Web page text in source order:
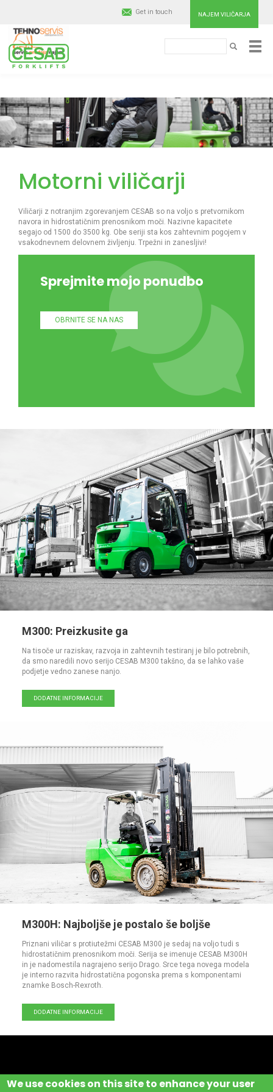
Skip
to
main
content
NAJEM VILIČARJA
Get in touch
IŠČI
Cesab
Handling
Europe
Motorni viličarji
Viličarji z notranjim zgorevanjem CESAB so na voljo s pretvornikom
navora in hidrostatičnim prenosnikom moči. Nazivne kapacitete
segajo od 1500 do 3500 kg. Obe seriji sta kos zahtevnim pogojem v
vsakodnevnem delovnem življenju. Trpežni in zanesljivi!
Sprejmite mojo ponudbo
OBRNITE SE NA NAS
M300: Preizkusite ga
Na tisoče ur raziskav, razvoja in zahtevnih testiranj je bilo potrebnih,
da smo naredili novo serijo CESAB M300 takšno, da se lahko vaše
podjetje vedno zanese nanjo.
DODATNE INFORMACIJE
M300H: Najboljše je postalo še boljše
Priznani viličar s protiutežmi CESAB M300 je sedaj na voljo tudi s
hidrostatičnim prenosnikom moči. Serija se imenuje CESAB M300H
in je nadomestila nagrajeno serijo Drago. Srce tega novega modela
je interno razvita hidrostatična pogonska prema s komponentami
znamke Bosch-Rexroth.
DODATNE INFORMACIJE
We use cookies on this site to enhance your user